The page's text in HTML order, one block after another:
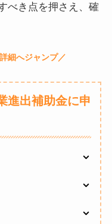
べき点を押さえ、確
進出補助金に申